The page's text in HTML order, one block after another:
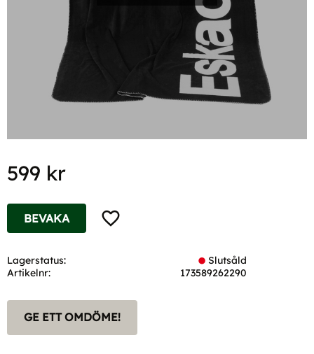
599 kr
Lägg till i favoriter
BEVAKA
Lagerstatus
Slutsåld
Artikelnr
173589262290
GE ETT OMDÖME!